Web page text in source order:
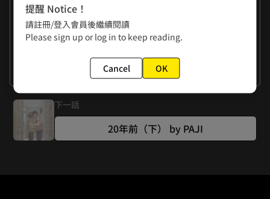
吐崽子
作者的話
PAJI: 好久沒有畫肌肉這麼少的小鮮肉了 一直左手抓右手
六月初出了車禍所以短篇會分成上下集刊載 QQ
下一話
20年前（下） by PAJI
提醒 Notice！
請註冊/登入會員後繼續閱讀
Please sign up or log in to keep reading.
Cancel OK